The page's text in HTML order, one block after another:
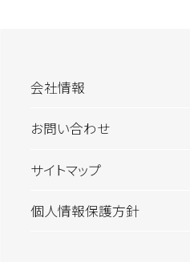
会社情報
お問い合わせ
サイトマップ
個人情報保護方針